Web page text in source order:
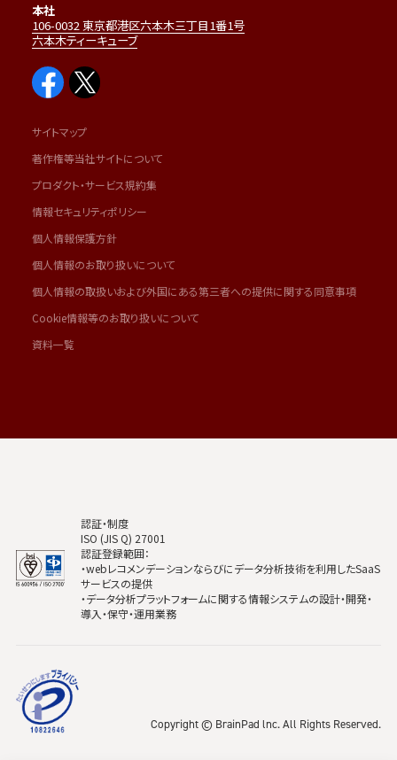
本社
106-0032 東京都港区六本木三丁目1番1号
六本木ティーキューブ
サイトマップ
著作権等当社サイトについて
プロダクト・サービス規約集
情報セキュリティポリシー
個人情報保護方針
個人情報のお取り扱いについて
個人情報の取扱いおよび外国にある第三者への提供に関する同意事項
Cookie情報等のお取り扱いについて
資料一覧
認証・制度
ISO (JIS Q) 27001
認証登録範囲：
・webレコメンデーションならびにデータ分析技術を利用したSaaS
サービスの提供
・データ分析プラットフォームに関する情報システムの設計・開発・
導入・保守・運用業務
Copyright © BrainPad lnc. All Rights Reserved.